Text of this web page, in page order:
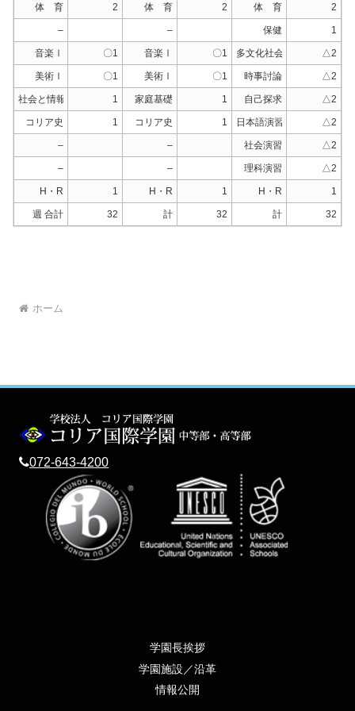
体 育 2 体 育 2 体 育 2
– – 保健 1
音楽Ⅰ 〇1 音楽Ⅰ 〇1 多文化社会探求 △2
美術Ⅰ 〇1 美術Ⅰ 〇1 時事討論 △2
社会と情報 1 家庭基礎 1 自己探求 △2
コリア史 1 コリア史 1 日本語演習 △2
– – 社会演習 △2
– – 理科演習 △2
H・R 1 H・R 1 H・R 1
週 合計 32 計 32 計 32
ホーム
072-643-4200
学園長挨拶
学園施設／沿革
情報公開